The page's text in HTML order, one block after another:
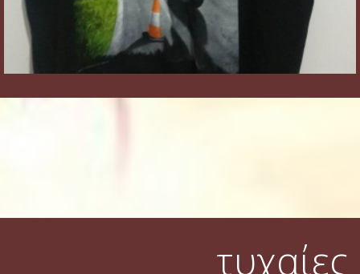
τυχαίες